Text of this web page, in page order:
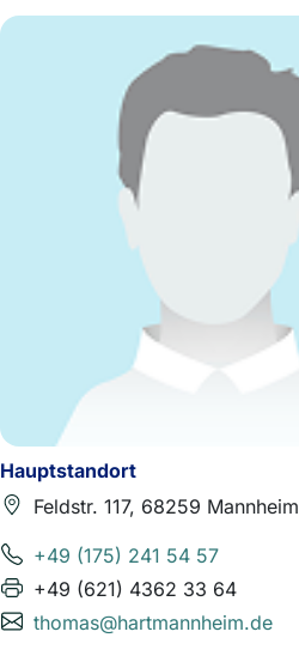
Hauptstandort
Feldstr. 117, 68259 Mannheim
+49 (175) 241 54 57
+49 (621) 4362 33 64
thomas@hartmannheim.de